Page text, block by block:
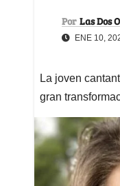
Por Las Dos
ENE 10,
La joven
gran